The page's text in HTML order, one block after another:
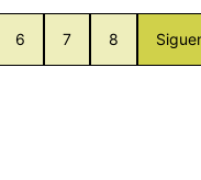
6 7 8